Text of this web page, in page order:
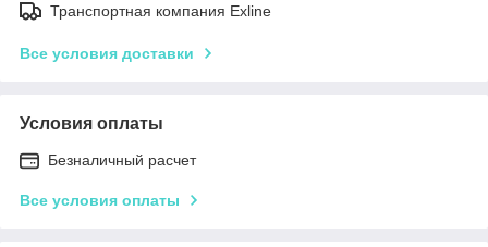
Транспортная компания Exline
Все условия доставки
Условия оплаты
Безналичный расчет
Все условия оплаты